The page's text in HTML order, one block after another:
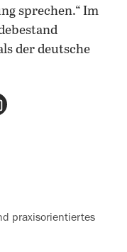
sprechen.“ Im
der deutsche
teilen
Mail teilen